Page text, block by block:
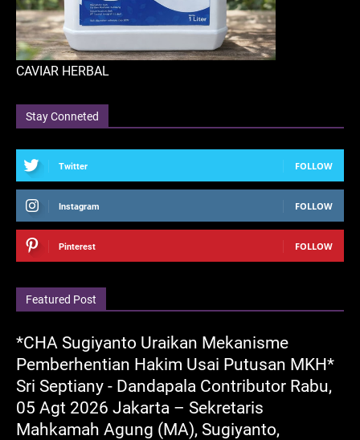
CAVIAR HERBAL
Stay Conneted
Twitter FOLLOW
Instagram FOLLOW
Pinterest FOLLOW
Featured Post
*CHA Sugiyanto Uraikan Mekanisme
Pemberhentian Hakim Usai Putusan MKH*
Sri Septiany - Dandapala Contributor Rabu,
05 Agt 2026 Jakarta – Sekretaris
Mahkamah Agung (MA), Sugiyanto,